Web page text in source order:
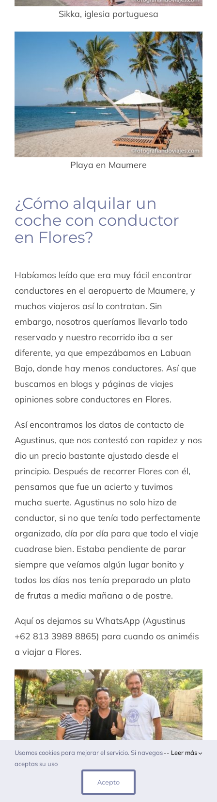
Sikka, iglesia portuguesa
Playa en Maumere
¿Cómo alquilar un
coche con conductor
en Flores?
Habíamos leído que era muy fácil encontrar
conductores en el aeropuerto de Maumere, y
muchos viajeros así lo contratan. Sin
embargo, nosotros queríamos llevarlo todo
reservado y nuestro recorrido iba a ser
diferente, ya que empezábamos en Labuan
Bajo, donde hay menos conductores. Así que
buscamos en blogs y páginas de viajes
opiniones sobre conductores en Flores.
Así encontramos los datos de contacto de
Agustinus, que nos contestó con rapidez y nos
dio un precio bastante ajustado desde el
principio. Después de recorrer Flores con él,
pensamos que fue un acierto y tuvimos
mucha suerte. Agustinus no solo hizo de
conductor, si no que tenía todo perfectamente
organizado, día por día para que todo el viaje
cuadrase bien. Estaba pendiente de parar
siempre que veíamos algún lugar bonito y
todos los días nos tenía preparado un plato
de frutas a media mañana o de postre.
Aquí os dejamos su WhatsApp (Agustinus
+62 813 3989 8865) para cuando os animéis
a viajar a Flores.
Usamos cookies para mejorar el servicio. Si navegas
aceptas su uso
-- Leer más
Acepto